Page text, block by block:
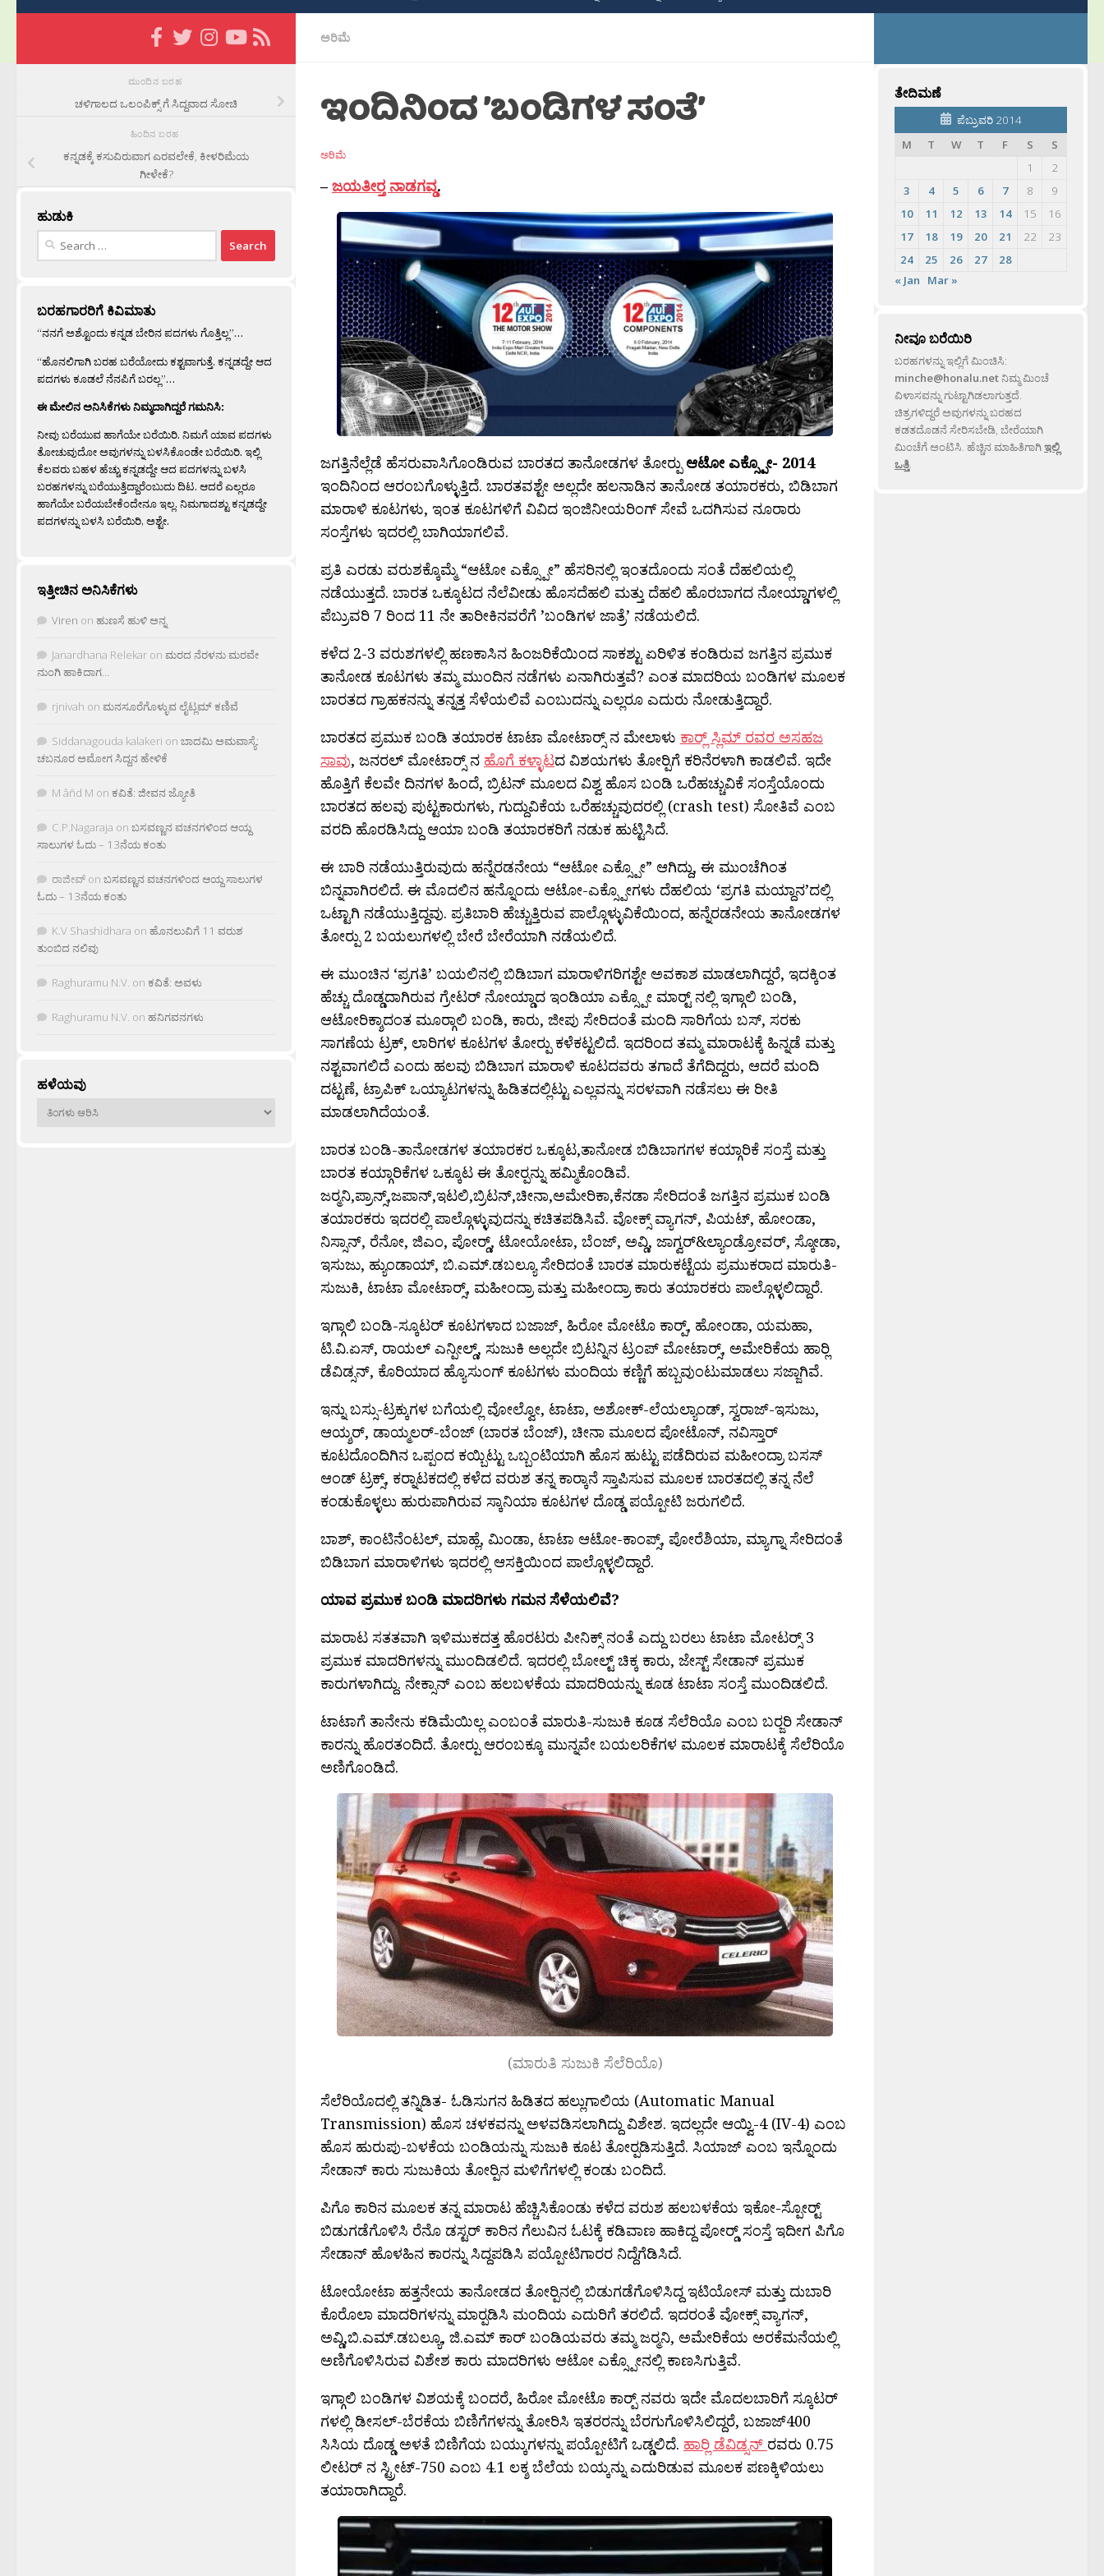
ಅರಿಮೆ
ಇಂದಿನಿಂದ ’ಬಂಡಿಗಳ ಸಂತೆ’
ಅರಿಮೆ
– ಜಯತೀರ‍್ತ ನಾಡಗವ್ಡ.
ಜಗತ್ತಿನೆಲ್ಲೆಡೆ ಹೆಸರುವಾಸಿಗೊಂಡಿರುವ ಬಾರತದ ತಾನೋಡಗಳ ತೋರ‍್ಪು ಆಟೋ ಎಕ್ಸ್ಪೋ- 2014
ಇಂದಿನಿಂದ ಆರಂಬಗೊಳ್ಳುತ್ತಿದೆ. ಬಾರತವಶ್ಟೇ ಅಲ್ಲದೇ ಹಲನಾಡಿನ ತಾನೋಡ ತಯಾರಕರು, ಬಿಡಿಬಾಗ
ಮಾರಾಳಿ ಕೂಟಗಳು, ಇಂತ ಕೂಟಗಳಿಗೆ ವಿವಿದ ಇಂಜಿನೀಯರಿಂಗ್ ಸೇವೆ ಒದಗಿಸುವ ನೂರಾರು
ಸಂಸ್ತೆಗಳು ಇದರಲ್ಲಿ ಬಾಗಿಯಾಗಲಿವೆ.
ಪ್ರತಿ ಎರಡು ವರುಶಕ್ಕೊಮ್ಮೆ “ಆಟೋ ಎಕ್ಸ್ಪೋ” ಹೆಸರಿನಲ್ಲಿ ಇಂತದೊಂದು ಸಂತೆ ದೆಹಲಿಯಲ್ಲಿ
ನಡೆಯುತ್ತದೆ. ಬಾರತ ಒಕ್ಕೂಟದ ನೆಲೆವೀಡು ಹೊಸದೆಹಲಿ ಮತ್ತು ದೆಹಲಿ ಹೊರಬಾಗದ ನೋಯ್ಡಾಗಳಲ್ಲಿ
ಪೆಬ್ರುವರಿ 7 ರಿಂದ 11 ನೇ ತಾರೀಕಿನವರೆಗೆ ’ಬಂಡಿಗಳ ಜಾತ್ರೆ’ ನಡೆಯಲಿದೆ.
ಕಳೆದ 2-3 ವರುಶಗಳಲ್ಲಿ ಹಣಕಾಸಿನ ಹಿಂಜರಿಕೆಯಿಂದ ಸಾಕಶ್ಟು ಏರಿಳಿತ ಕಂಡಿರುವ ಜಗತ್ತಿನ ಪ್ರಮುಕ
ತಾನೋಡ ಕೂಟಗಳು ತಮ್ಮ ಮುಂದಿನ ನಡೆಗಳು ಏನಾಗಿರುತ್ತವೆ? ಎಂತ ಮಾದರಿಯ ಬಂಡಿಗಳ ಮೂಲಕ
ಬಾರತದ ಗ್ರಾಹಕನನ್ನು ತನ್ನತ್ತ ಸೆಳೆಯಲಿವೆ ಎಂಬುದನ್ನು ಎಲ್ಲರೂ ಎದುರು ನೋಡುತ್ತಿದ್ದಾರೆ.
ಬಾರತದ ಪ್ರಮುಕ ಬಂಡಿ ತಯಾರಕ ಟಾಟಾ ಮೋಟಾರ‍್ಸ್ ನ ಮೇಲಾಳು ಕಾರ‍್ಲ್ ಸ್ಲಿಮ್ ರವರ ಅಸಹಜ
ಸಾವು, ಜನರಲ್ ಮೋಟಾರ‍್ಸ್ ನ ಹೊಗೆ ಕಳ್ಳಾಟದ ವಿಶಯಗಳು ತೋರ‍್ಪಿಗೆ ಕರಿನೆರಳಾಗಿ ಕಾಡಲಿವೆ. ಇದೇ
ಹೊತ್ತಿಗೆ ಕೆಲವೇ ದಿನಗಳ ಹಿಂದೆ, ಬ್ರಿಟನ್ ಮೂಲದ ವಿಶ್ವ ಹೊಸ ಬಂಡಿ ಒರೆಹಚ್ಚುವಿಕೆ ಸಂಸ್ತೆಯೊಂದು
ಬಾರತದ ಹಲವು ಪುಟ್ಟಕಾರುಗಳು, ಗುದ್ದುವಿಕೆಯ ಒರೆಹಚ್ಚುವುದರಲ್ಲಿ (crash test) ಸೋತಿವೆ ಎಂಬ
ವರದಿ ಹೊರಡಿಸಿದ್ದು ಆಯಾ ಬಂಡಿ ತಯಾರಕರಿಗೆ ನಡುಕ ಹುಟ್ಟಿಸಿದೆ.
ಈ ಬಾರಿ ನಡೆಯುತ್ತಿರುವುದು ಹನ್ನೆರಡನೇಯ “ಆಟೋ ಎಕ್ಸ್ಪೋ” ಆಗಿದ್ದು, ಈ ಮುಂಚೆಗಿಂತ
ಬಿನ್ನವಾಗಿರಲಿದೆ. ಈ ಮೊದಲಿನ ಹನ್ನೊಂದು ಆಟೋ-ಎಕ್ಸ್ಪೋಗಳು ದೆಹಲಿಯ ‘ಪ್ರಗತಿ ಮಯ್ದಾನ’ದಲ್ಲಿ
ಒಟ್ಟಾಗಿ ನಡೆಯುತ್ತಿದ್ದವು. ಪ್ರತಿಬಾರಿ ಹೆಚ್ಚುತ್ತಿರುವ ಪಾಲ್ಗೊಳ್ಳುವಿಕೆಯಿಂದ, ಹನ್ನೆರಡನೇಯ ತಾನೋಡಗಳ
ತೋರ‍್ಪು 2 ಬಯಲುಗಳಲ್ಲಿ ಬೇರೆ ಬೇರೆಯಾಗಿ ನಡೆಯಲಿದೆ.
ಈ ಮುಂಚಿನ ‘ಪ್ರಗತಿ’ ಬಯಲಿನಲ್ಲಿ ಬಿಡಿಬಾಗ ಮಾರಾಳಿಗರಿಗಶ್ಟೇ ಅವಕಾಶ ಮಾಡಲಾಗಿದ್ದರೆ, ಇದಕ್ಕಿಂತ
ಹೆಚ್ಚು ದೊಡ್ಡದಾಗಿರುವ ಗ್ರೇಟರ್ ನೋಯ್ಡಾದ ಇಂಡಿಯಾ ಎಕ್ಸ್ಪೋ ಮಾರ‍್ಟ್ ನಲ್ಲಿ ಇಗ್ಗಾಲಿ ಬಂಡಿ,
ಆಟೋರಿಕ್ಶಾದಂತ ಮೂರ‍್ಗಾಲಿ ಬಂಡಿ, ಕಾರು, ಜೀಪು ಸೇರಿದಂತೆ ಮಂದಿ ಸಾರಿಗೆಯ ಬಸ್, ಸರಕು
ಸಾಗಣೆಯ ಟ್ರಕ್, ಲಾರಿಗಳ ಕೂಟಗಳ ತೋರ‍್ಪು ಕಳೆಕಟ್ಟಲಿದೆ. ಇದರಿಂದ ತಮ್ಮ ಮಾರಾಟಕ್ಕೆ ಹಿನ್ನಡೆ ಮತ್ತು
ನಶ್ಟವಾಗಲಿದೆ ಎಂದು ಹಲವು ಬಿಡಿಬಾಗ ಮಾರಾಳಿ ಕೂಟದವರು ತಗಾದೆ ತೆಗೆದಿದ್ದರು, ಆದರೆ ಮಂದಿ
ದಟ್ಟಣೆ, ಟ್ರಾಪಿಕ್ ಒಯ್ಯಾಟಗಳನ್ನು ಹಿಡಿತದಲ್ಲಿಟ್ಟು ಎಲ್ಲವನ್ನು ಸರಳವಾಗಿ ನಡೆಸಲು ಈ ರೀತಿ
ಮಾಡಲಾಗಿದೆಯಂತೆ.
ಬಾರತ ಬಂಡಿ-ತಾನೋಡಗಳ ತಯಾರಕರ ಒಕ್ಕೂಟ,ತಾನೋಡ ಬಿಡಿಬಾಗಗಳ ಕಯ್ಗಾರಿಕೆ ಸಂಸ್ತೆ ಮತ್ತು
ಬಾರತ ಕಯ್ಗಾರಿಕೆಗಳ ಒಕ್ಕೂಟ ಈ ತೋರ‍್ಪನ್ನು ಹಮ್ಮಿಕೊಂಡಿವೆ.
ಜರ‍್ಮನಿ,ಪ್ರಾನ್ಸ್,ಜಪಾನ್,ಇಟಲಿ,ಬ್ರಿಟನ್,ಚೀನಾ,ಅಮೇರಿಕಾ,ಕೆನಡಾ ಸೇರಿದಂತೆ ಜಗತ್ತಿನ ಪ್ರಮುಕ ಬಂಡಿ
ತಯಾರಕರು ಇದರಲ್ಲಿ ಪಾಲ್ಗೊಳ್ಳುವುದನ್ನು ಕಚಿತಪಡಿಸಿವೆ. ವೋಕ್ಸ್ ವ್ಯಾಗನ್, ಪಿಯಟ್, ಹೋಂಡಾ,
ನಿಸ್ಸಾನ್, ರೆನೋ, ಜಿಎಂ, ಪೋರ‍್ಡ್, ಟೋಯೋಟಾ, ಬೆಂಜ್, ಅವ್ಡಿ, ಜಾಗ್ವರ್&ಲ್ಯಾಂಡ್ರೋವರ್, ಸ್ಕೋಡಾ,
ಇಸುಜು, ಹ್ಯುಂಡಾಯ್, ಬಿ.ಎಮ್.ಡಬಲ್ಯೂ ಸೇರಿದಂತೆ ಬಾರತ ಮಾರುಕಟ್ಟೆಯ ಪ್ರಮುಕರಾದ ಮಾರುತಿ-
ಸುಜುಕಿ, ಟಾಟಾ ಮೋಟಾರ‍್ಸ್, ಮಹೀಂದ್ರಾ ಮತ್ತು ಮಹೀಂದ್ರಾ ಕಾರು ತಯಾರಕರು ಪಾಲ್ಗೊಳ್ಳಲಿದ್ದಾರೆ.
ಇಗ್ಗಾಲಿ ಬಂಡಿ-ಸ್ಕೂಟರ್ ಕೂಟಗಳಾದ ಬಜಾಜ್, ಹಿರೋ ಮೋಟೊ ಕಾರ‍್ಪ್, ಹೋಂಡಾ, ಯಮಹಾ,
ಟಿ.ವಿ.ಏಸ್, ರಾಯಲ್ ಎನ್ಪೀಲ್ಡ್, ಸುಜುಕಿ ಅಲ್ಲದೇ ಬ್ರಿಟನ್ನಿನ ಟ್ರಂಪ್ ಮೋಟಾರ‍್ಸ್, ಅಮೇರಿಕೆಯ ಹಾರ‍್ಲಿ
ಡೆವಿಡ್ಸನ್, ಕೊರಿಯಾದ ಹ್ಯೊಸುಂಗ್ ಕೂಟಗಳು ಮಂದಿಯ ಕಣ್ಣಿಗೆ ಹಬ್ಬವುಂಟುಮಾಡಲು ಸಜ್ಜಾಗಿವೆ.
ಇನ್ನು ಬಸ್ಸು-ಟ್ರಕ್ಕುಗಳ ಬಗೆಯಲ್ಲಿ ವೋಲ್ವೋ, ಟಾಟಾ, ಅಶೋಕ್-ಲೆಯಲ್ಯಾಂಡ್, ಸ್ವರಾಜ್-ಇಸುಜು,
ಆಯ್ಶರ‍್, ಡಾಯ್ಮಲರ್-ಬೆಂಜ್ (ಬಾರತ ಬೆಂಜ್), ಚೀನಾ ಮೂಲದ ಪೋಟೊನ್, ನವಿಸ್ತಾರ್
ಕೂಟದೊಂದಿಗಿನ ಒಪ್ಪಂದ ಕಯ್ಬಿಟ್ಟು ಒಬ್ಬಂಟಿಯಾಗಿ ಹೊಸ ಹುಟ್ಟು ಪಡೆದಿರುವ ಮಹೀಂದ್ರಾ ಬಸಸ್
ಆಂಡ್ ಟ್ರಕ್ಸ್, ಕರ‍್ನಾಟಕದಲ್ಲಿ ಕಳೆದ ವರುಶ ತನ್ನ ಕಾರ‍್ಕಾನೆ ಸ್ತಾಪಿಸುವ ಮೂಲಕ ಬಾರತದಲ್ಲಿ ತನ್ನ ನೆಲೆ
ಕಂಡುಕೊಳ್ಳಲು ಹುರುಪಾಗಿರುವ ಸ್ಕಾನಿಯಾ ಕೂಟಗಳ ದೊಡ್ಡ ಪಯ್ಪೋಟಿ ಜರುಗಲಿದೆ.
ಬಾಶ್, ಕಾಂಟಿನೆಂಟಲ್, ಮಾಹ್ಲೆ, ಮಿಂಡಾ, ಟಾಟಾ ಆಟೋ-ಕಾಂಪ್ಸ್, ಪೋರೆಶಿಯಾ, ಮ್ಯಾಗ್ನಾ ಸೇರಿದಂತೆ
ಬಿಡಿಬಾಗ ಮಾರಾಳಿಗಳು ಇದರಲ್ಲಿ ಆಸಕ್ತಿಯಿಂದ ಪಾಲ್ಗೊಳ್ಳಲಿದ್ದಾರೆ.
ಯಾವ ಪ್ರಮುಕ ಬಂಡಿ ಮಾದರಿಗಳು ಗಮನ ಸೆಳೆಯಲಿವೆ?
ಮಾರಾಟ ಸತತವಾಗಿ ಇಳಿಮುಕದತ್ತ ಹೊರಟರು ಪೀನಿಕ್ಸ್ ನಂತೆ ಎದ್ದು ಬರಲು ಟಾಟಾ ಮೋಟರ‍್ಸ್ 3
ಪ್ರಮುಕ ಮಾದರಿಗಳನ್ನು ಮುಂದಿಡಲಿದೆ. ಇದರಲ್ಲಿ ಬೋಲ್ಟ್ ಚಿಕ್ಕ ಕಾರು, ಜೇಸ್ಟ್ ಸೇಡಾನ್ ಪ್ರಮುಕ
ಕಾರುಗಳಾಗಿದ್ದು. ನೇಕ್ಸಾನ್ ಎಂಬ ಹಲಬಳಕೆಯ ಮಾದರಿಯನ್ನು ಕೂಡ ಟಾಟಾ ಸಂಸ್ತೆ ಮುಂದಿಡಲಿದೆ.
ಟಾಟಾಗೆ ತಾನೇನು ಕಡಿಮೆಯಿಲ್ಲ ಎಂಬಂತೆ ಮಾರುತಿ-ಸುಜುಕಿ ಕೂಡ ಸೆಲೆರಿಯೊ ಎಂಬ ಬರ‍್ಜರಿ ಸೇಡಾನ್
ಕಾರನ್ನು ಹೊರತಂದಿದೆ. ತೋರ‍್ಪು ಆರಂಬಕ್ಕೂ ಮುನ್ನವೇ ಬಯಲರಿಕೆಗಳ ಮೂಲಕ ಮಾರಾಟಕ್ಕೆ ಸೆಲೆರಿಯೊ
ಅಣಿಗೊಂಡಿದೆ.
(ಮಾರುತಿ ಸುಜುಕಿ ಸೆಲೆರಿಯೊ)
ಸೆಲೆರಿಯೊದಲ್ಲಿ ತನ್ನಿಡಿತ- ಓಡಿಸುಗನ ಹಿಡಿತದ ಹಲ್ಲುಗಾಲಿಯ (Automatic Manual
Transmission) ಹೊಸ ಚಳಕವನ್ನು ಅಳವಡಿಸಲಾಗಿದ್ದು ವಿಶೇಶ. ಇದಲ್ಲದೇ ಆಯ್ವಿ-4 (IV-4) ಎಂಬ
ಹೊಸ ಹುರುಪು-ಬಳಕೆಯ ಬಂಡಿಯನ್ನು ಸುಜುಕಿ ಕೂಟ ತೋರ‍್ಪಡಿಸುತ್ತಿದೆ. ಸಿಯಾಜ್ ಎಂಬ ಇನ್ನೊಂದು
ಸೇಡಾನ್ ಕಾರು ಸುಜುಕಿಯ ತೋರ‍್ಪಿನ ಮಳಿಗೆಗಳಲ್ಲಿ ಕಂಡು ಬಂದಿದೆ.
ಪಿಗೊ ಕಾರಿನ ಮೂಲಕ ತನ್ನ ಮಾರಾಟ ಹೆಚ್ಚಿಸಿಕೊಂಡು ಕಳೆದ ವರುಶ ಹಲಬಳಕೆಯ ಇಕೋ-ಸ್ಪೋರ‍್ಟ್
ಬಿಡುಗಡೆಗೊಳಿಸಿ ರೆನೊ ಡಸ್ಟರ‍್ ಕಾರಿನ ಗೆಲುವಿನ ಓಟಕ್ಕೆ ಕಡಿವಾಣ ಹಾಕಿದ್ದ ಪೋರ‍್ಡ್ ಸಂಸ್ತೆ ಇದೀಗ ಪಿಗೊ
ಸೇಡಾನ್ ಹೊಳಹಿನ ಕಾರನ್ನು ಸಿದ್ದಪಡಿಸಿ ಪಯ್ಪೋಟಿಗಾರರ ನಿದ್ದೆಗೆಡಿಸಿದೆ.
ಟೋಯೋಟಾ ಹತ್ತನೇಯ ತಾನೋಡದ ತೋರ‍್ಪಿನಲ್ಲಿ ಬಿಡುಗಡೆಗೊಳಿಸಿದ್ದ ಇಟಿಯೋಸ್ ಮತ್ತು ದುಬಾರಿ
ಕೊರೊಲಾ ಮಾದರಿಗಳನ್ನು ಮಾರ‍್ಪಡಿಸಿ ಮಂದಿಯ ಎದುರಿಗೆ ತರಲಿದೆ. ಇದರಂತೆ ವೋಕ್ಸ್ ವ್ಯಾಗನ್,
ಅವ್ಡಿ,ಬಿ.ಎಮ್.ಡಬಲ್ಯೂ, ಜಿ.ಎಮ್ ಕಾರ್ ಬಂಡಿಯವರು ತಮ್ಮ ಜರ‍್ಮನಿ, ಅಮೇರಿಕೆಯ ಅರಕೆಮನೆಯಲ್ಲಿ
ಅಣಿಗೊಳಿಸಿರುವ ವಿಶೇಶ ಕಾರು ಮಾದರಿಗಳು ಆಟೋ ಎಕ್ಸ್ಪೋನಲ್ಲಿ ಕಾಣಸಿಗುತ್ತಿವೆ.
ಇಗ್ಗಾಲಿ ಬಂಡಿಗಳ ವಿಶಯಕ್ಕೆ ಬಂದರೆ, ಹಿರೋ ಮೋಟೊ ಕಾರ‍್ಪ್ ನವರು ಇದೇ ಮೊದಲಬಾರಿಗೆ ಸ್ಕೂಟರ್
ಗಳಲ್ಲಿ ಡೀಸಲ್-ಬೆರಕೆಯ ಬಿಣಿಗೆಗಳನ್ನು ತೋರಿಸಿ ಇತರರನ್ನು ಬೆರಗುಗೊಳಿಸಿಲಿದ್ದರೆ, ಬಜಾಜ್400
ಸಿಸಿಯ ದೊಡ್ಡ ಅಳತೆ ಬಿಣಿಗೆಯ ಬಯ್ಕುಗಳನ್ನು ಪಯ್ಪೋಟಿಗೆ ಒಡ್ಡಲಿದೆ. ಹಾರ‍್ಲಿ ಡೆವಿಡ್ಸನ್ ರವರು 0.75
ಲೀಟರ್ ನ ಸ್ಟ್ರೀಟ್-750 ಎಂಬ 4.1 ಲಕ್ಶ ಬೆಲೆಯ ಬಯ್ಕನ್ನು ಎದುರಿಡುವ ಮೂಲಕ ಪಣಕ್ಕಿಳಿಯಲು
ತಯಾರಾಗಿದ್ದಾರೆ.
ಮುಂದಿನ ಬರಹ
ಚಳಿಗಾಲದ ಒಲಂಪಿಕ್ಸ್ ಗೆ ಸಿದ್ದವಾದ ಸೋಚಿ
ಹಿಂದಿನ ಬರಹ
ಕನ್ನಡಕ್ಕೆ ಕಸುವಿರುವಾಗ ಎರವಲೇಕೆ, ಕೀಳರಿಮೆಯ
ಗೀಳೇಕೆ?
ಹುಡುಕಿ
Search
ಬರಹಗಾರರಿಗೆ ಕಿವಿಮಾತು
“ನನಗೆ ಅಶ್ಟೊಂದು ಕನ್ನಡ ಬೇರಿನ ಪದಗಳು ಗೊತ್ತಿಲ್ಲ”…
“ಹೊನಲಿಗಾಗಿ ಬರಹ ಬರೆಯೋದು ಕಶ್ಟವಾಗುತ್ತೆ. ಕನ್ನಡದ್ದೇ ಆದ
ಪದಗಳು ಕೂಡಲೆ ನೆನಪಿಗೆ ಬರಲ್ಲ”…
ಈ ಮೇಲಿನ ಅನಿಸಿಕೆಗಳು ನಿಮ್ಮದಾಗಿದ್ದರೆ ಗಮನಿಸಿ:
ನೀವು ಬರೆಯುವ ಹಾಗೆಯೇ ಬರೆಯಿರಿ. ನಿಮಗೆ ಯಾವ ಪದಗಳು
ತೋಚುವುದೋ ಅವುಗಳನ್ನು ಬಳಸಿಕೊಂಡೇ ಬರೆಯಿರಿ. ಇಲ್ಲಿ
ಕೆಲವರು ಬಹಳ ಹೆಚ್ಚು ಕನ್ನಡದ್ದೇ ಆದ ಪದಗಳನ್ನು ಬಳಸಿ
ಬರಹಗಳನ್ನು ಬರೆಯುತ್ತಿದ್ದಾರೆಂಬುದು ದಿಟ. ಆದರೆ ಎಲ್ಲರೂ
ಹಾಗೆಯೇ ಬರೆಯಬೇಕೆಂದೇನೂ ಇಲ್ಲ. ನಿಮಗಾದಶ್ಟು ಕನ್ನಡದ್ದೇ
ಪದಗಳನ್ನು ಬಳಸಿ ಬರೆಯಿರಿ, ಅಶ್ಟೇ.
ಇತ್ತೀಚಿನ ಅನಿಸಿಕೆಗಳು
Viren on ಹುಣಸೆ ಹುಳಿ ಅನ್ನ
Janardhana Relekar on ಮರದ ನೆರಳನು ಮರವೇ
ನುಂಗಿ ಹಾಕಿದಾಗ…
rjnivah on ಮನಸೂರೆಗೊಳ್ಳುವ ಲೈಟ್ಲಮ್ ಕಣಿವೆ
Siddanagouda kalakeri on ಬಾದಮಿ ಅಮವಾಸ್ಯೆ:
ಚಬನೂರ ಅಮೋಗ ಸಿದ್ದನ ಹೇಳಿಕೆ
M âñd M on ಕವಿತೆ: ಜೀವನ ಜ್ಯೋತಿ
C.P.Nagaraja on ಬಸವಣ್ಣನ ವಚನಗಳಿಂದ ಆಯ್ದ
ಸಾಲುಗಳ ಓದು – 13ನೆಯ ಕಂತು
ರಾಜೀವ್ on ಬಸವಣ್ಣನ ವಚನಗಳಿಂದ ಆಯ್ದ ಸಾಲುಗಳ
ಓದು – 13ನೆಯ ಕಂತು
K.V Shashidhara on ಹೊನಲುವಿಗೆ 11 ವರುಶ
ತುಂಬಿದ ನಲಿವು
Raghuramu N.V. on ಕವಿತೆ: ಅವಳು
Raghuramu N.V. on ಹನಿಗವನಗಳು
ಹಳೆಯವು
ಹಳೆಯವು
ತೇದಿಮಣೆ
ಪೆಬ್ರುವರಿ 2014
M
T W T F S
S
1
2
3
4 5 6 7 8
9
10
11 12 13 14 15
16
17
18 19 20 21 22
23
24
25 26 27
28
« Jan
Mar »
ನೀವೂ ಬರೆಯಿರಿ
ಬರಹಗಳನ್ನು ಇಲ್ಲಿಗೆ ಮಿಂಚಿಸಿ:
minche@honalu.netನಿಮ್ಮ ಮಿಂಚೆ
ವಿಳಾಸವನ್ನು ಗುಟ್ಟಾಗಿಡಲಾಗುತ್ತದೆ.
ಚಿತ್ರಗಳಿದ್ದರೆ ಅವುಗಳನ್ನು ಬರಹದ
ಕಡತದೊಡನೆ ಸೇರಿಸಬೇಡಿ, ಬೇರೆಯಾಗಿ
ಮಿಂಚೆಗೆ ಅಂಟಿಸಿ. ಹೆಚ್ಚಿನ ಮಾಹಿತಿಗಾಗಿಇಲ್ಲಿ
ಒತ್ತಿ.